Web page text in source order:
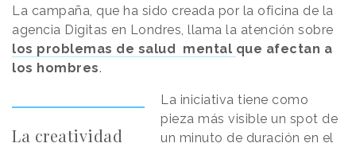
La campaña, que ha sido creada por la oficina de la
agencia Digitas en Londres, llama la atención sobre
los problemas de salud mental que afectan a
los hombres.
La creatividad
La iniciativa tiene como
pieza más visible un spot de
un minuto de duración en el